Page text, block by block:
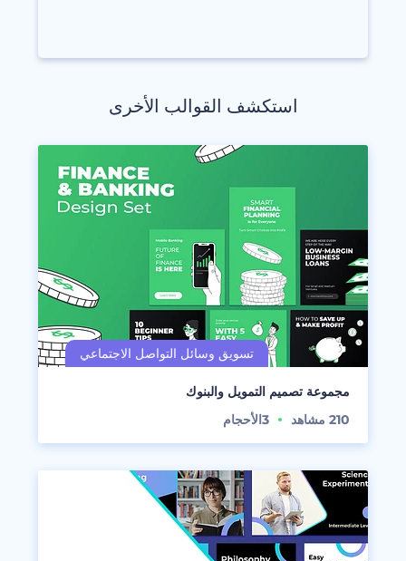
استكشف القوالب الأخرى
مجموعة تصميم التمويل والبنوك
210 مشاهد 3الأحجام